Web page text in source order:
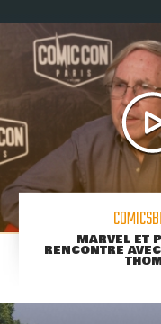
MARVEL ET
RENCONTRE